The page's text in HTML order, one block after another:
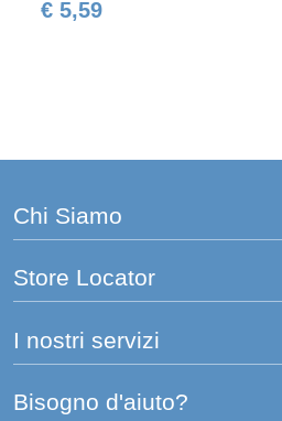
€ 5,59
Chi Siamo
Store Locator
I nostri servizi
Bisogno d'aiuto?